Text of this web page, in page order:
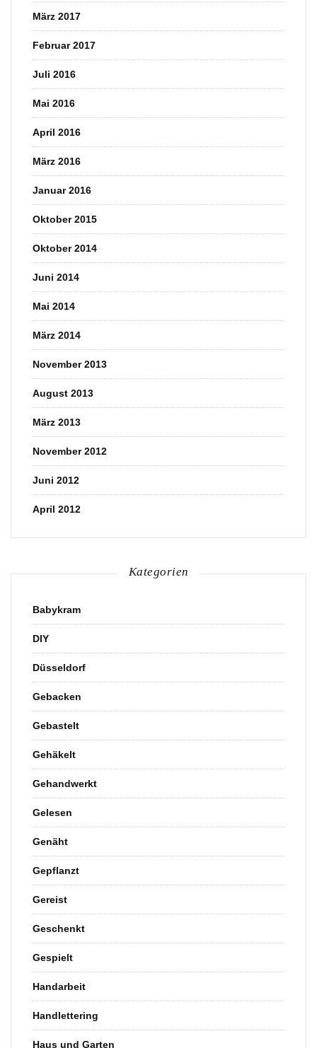
März 2017
Februar 2017
Juli 2016
Mai 2016
April 2016
März 2016
Januar 2016
Oktober 2015
Oktober 2014
Juni 2014
Mai 2014
März 2014
November 2013
August 2013
März 2013
November 2012
Juni 2012
April 2012
Kategorien
Babykram
DIY
Düsseldorf
Gebacken
Gebastelt
Gehäkelt
Gehandwerkt
Gelesen
Genäht
Gepflanzt
Gereist
Geschenkt
Gespielt
Handarbeit
Handlettering
Haus und Garten